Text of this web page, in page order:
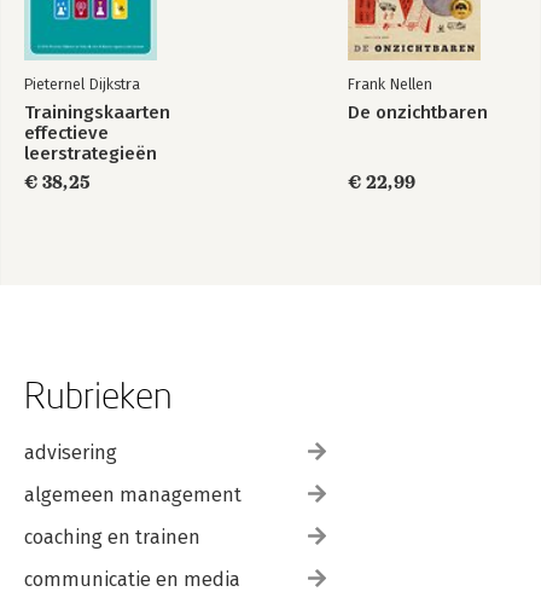
Pieternel Dijkstra
Trainingskaarten
effectieve
leerstrategieën
€ 38,25
Frank Nellen
De onzichtbaren
€ 22,99
Rubrieken
advisering
algemeen management
coaching en trainen
communicatie en media